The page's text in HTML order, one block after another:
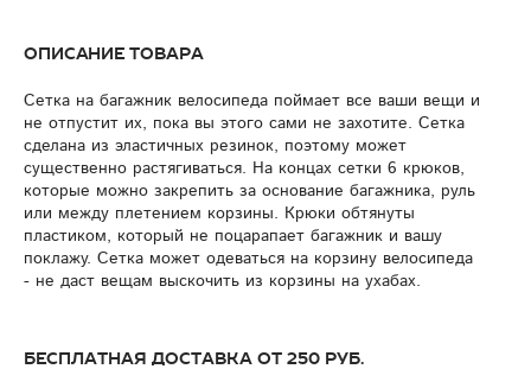
Описание товара
Сетка на багажник велосипеда поймает все ваши вещи и
не отпустит их, пока вы этого сами не захотите. Сетка
сделана из эластичных резинок, поэтому может
существенно растягиваться. На концах сетки 6 крюков,
которые можно закрепить за основание багажника, руль
или между плетением корзины. Крюки обтянуты
пластиком, который не поцарапает багажник и вашу
поклажу. Сетка может одеваться на корзину велосипеда
- не даст вещам выскочить из корзины на ухабах.
Бесплатная доставка от 250 руб.